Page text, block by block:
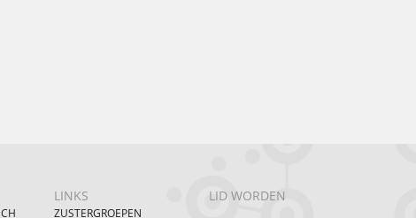
LINKS
ZUSTERGROEPEN
LID WORDEN